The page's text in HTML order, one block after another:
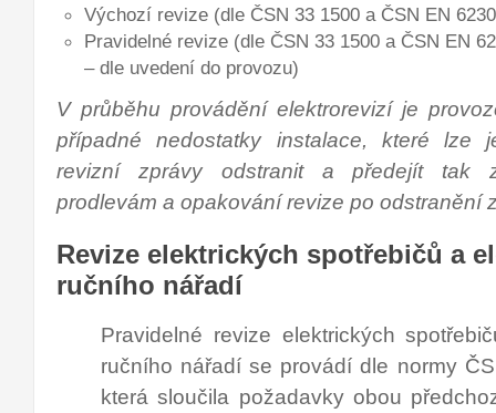
Výchozí revize (dle ČSN 33 1500 a ČSN EN
Pravidelné revize (dle ČSN 33 1500 a ČSN EN
– dle uvedení do provozu)
V průběhu provádění elektrorevizí je
případné nedostatky instalace, které lze
revizní zprávy odstranit a předejít tak
prodlevám a opakování revize po odstranění
Revize elektrických spotřebičů a
ručního nářadí
Pravidelné revize elektrických
ručního nářadí se provádí dle normy
která sloučila požadavky obou